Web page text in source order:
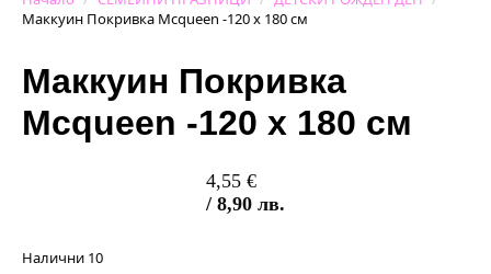
Маккуин Покривка Mcqueen -120 x 180 см
Маккуин Покривка
Mcqueen -120 x 180 см
4,55 €
/ 8,90 лв.
Налични 10